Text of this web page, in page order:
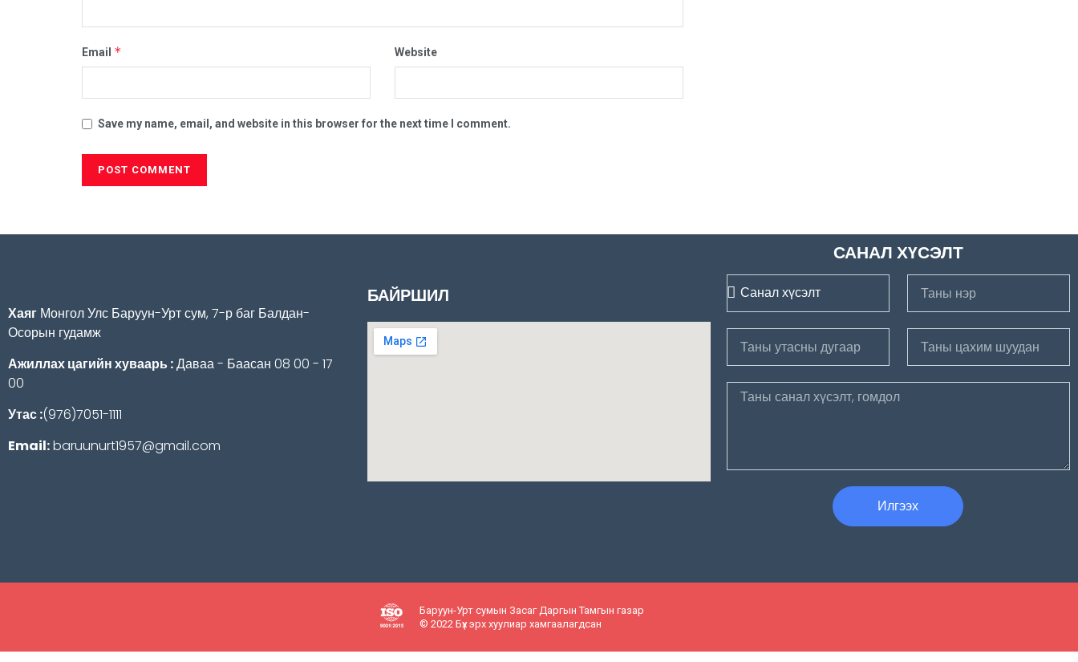
Email * Website
Save my name, email, and website in this browser for the next time I comment.
Хаяг Монгол Улс Баруун-Урт сум, 7-р баг Балдан-
Осорын гудамж
Ажиллах цагийн хуваарь :Даваа - Баасан 08 00 - 17
00
Утас :(976)7051-1111
Email:baruunurt1957@gmail.com
БАЙРШИЛ
САНАЛ ХҮСЭЛТ
Илгээх
Баруун-Урт сумын Засаг Даргын Тамгын газар
© 2022 Бүх эрх хуулиар хамгаалагдсан